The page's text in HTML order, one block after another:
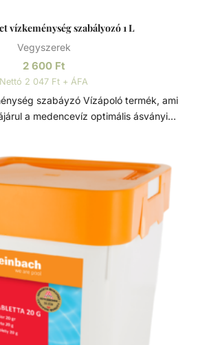
vízkeménység szabályozó 1 L
Vegyszerek
2 600 Ft
Nettó 2 047 Ft + ÁFA
Vízápoló termék, ami
a medencevíz optimális ásványi
kirakódását a medence vízforgató
található fémionok okoznak, azáltal,
Kizárólag magánmedencékhez
be a pH-értéket az optimális 7,0 -
A folyadékot közvetlenül a medence
Az adagolás a
- 20nk
felettI,
Fontos információk Ez a
a leírásban megadott célokra